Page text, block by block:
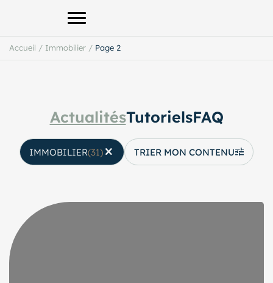
Afficher le menu principal
Accueil / Immobilier / Page 2
ActualitésTutorielsFAQ
IMMOBILIER(31) TRIER MON CONTENU